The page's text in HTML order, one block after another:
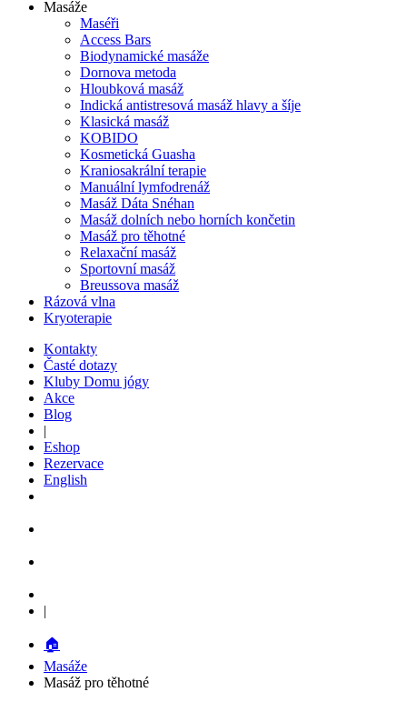
Masáže
Maséři
Access Bars
Biodynamické masáže
Dornova metoda
Hloubková masáž
Indická antistresová masáž hlavy a šíje
Klasická masáž
KOBIDO
Kosmetická Guasha
Kraniosakrální terapie
Manuální lymfodrenáž
Masáž Dáta Snéhan
Masáž dolních nebo horních končetin
Masáž pro těhotné
Relaxační masáž
Sportovní masáž
Breussova masáž
Rázová vlna
Kryoterapie
Kontakty
Časté dotazy
Kluby Domu jógy
Akce
Blog
|
Eshop
Rezervace
English
|
🏠
Masáže
Masáž pro těhotné